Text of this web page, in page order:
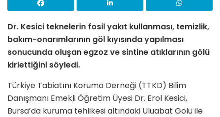
Dr. Kesici teknelerin fosil yakıt kullanması, temizlik,
bakım-onarımlarının göl kıyısında yapılması
sonucunda oluşan egzoz ve sintine atıklarının gölü
kirlettiğini söyledi.
Türkiye Tabiatını Koruma Derneği (TTKD) Bilim
Danışmanı Emekli Öğretim Üyesi Dr. Erol Kesici,
Bursa’da kuruma tehlikesi altındaki Uluabat Gölü ile